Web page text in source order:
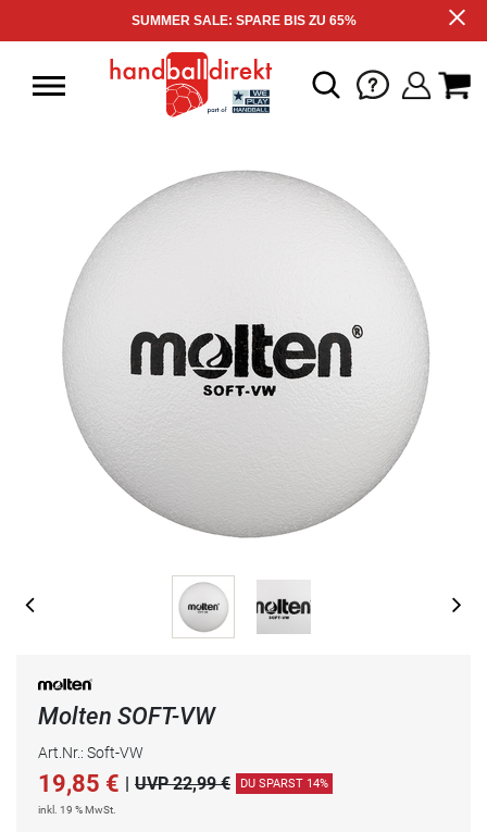
SUMMER SALE: SPARE BIS ZU 65%
Molten SOFT-VW
Art.Nr.: Soft-VW
19,85 € | UVP 22,99 € DU SPARST 14%
inkl. 19 % MwSt.